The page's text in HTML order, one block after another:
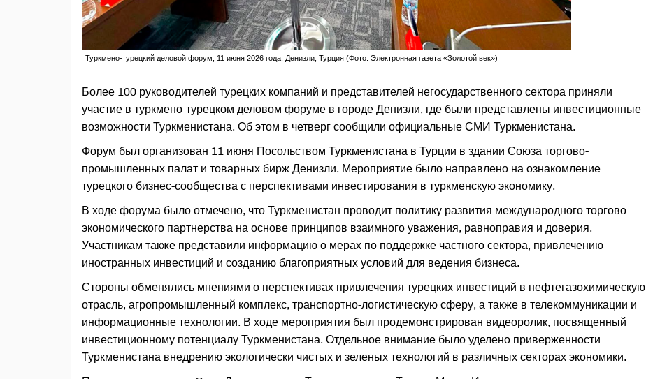
Туркмено-турецкий деловой форум, 11 июня 2026 года, Денизли, Турция (Фото: Электронная газета «Золотой век»)
Более 100 руководителей турецких компаний и представителей негосударственного сектора приняли
участие в туркмено-турецком деловом форуме в городе Денизли, где были представлены инвестиционные
возможности Туркменистана. Об этом в четверг сообщили официальные СМИ Туркменистана.
Форум был организован 11 июня Посольством Туркменистана в Турции в здании Союза торгово-
промышленных палат и товарных бирж Денизли. Мероприятие было направлено на ознакомление
турецкого бизнес-сообщества с перспективами инвестирования в туркменскую экономику.
В ходе форума было отмечено, что Туркменистан проводит политику развития международного торгово-
экономического партнерства на основе принципов взаимного уважения, равноправия и доверия.
Участникам также представили информацию о мерах по поддержке частного сектора, привлечению
иностранных инвестиций и созданию благоприятных условий для ведения бизнеса.
Стороны обменялись мнениями о перспективах привлечения турецких инвестиций в нефтегазохимическую
отрасль, агропромышленный комплекс, транспортно-логистическую сферу, а также в телекоммуникации и
информационные технологии. В ходе мероприятия был продемонстрирован видеоролик, посвященный
инвестиционному потенциалу Туркменистана. Отдельное внимание было уделено приверженности
Туркменистана внедрению экологически чистых и зеленых технологий в различных секторах экономики.